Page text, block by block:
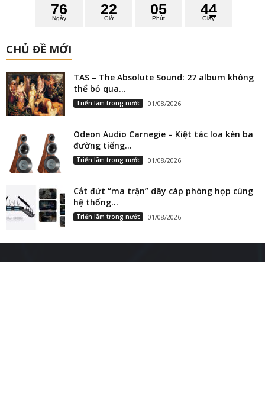
Ngày
76
Giờ
22
Phút
05
Giây
43
4
CHỦ ĐỀ MỚI
TAS – The Absolute Sound: 27 album không
thể bỏ qua...
Triển lãm trong nước 01/08/2026
Odeon Audio Carnegie – Kiệt tác loa kèn ba
đường tiếng...
Triển lãm trong nước 01/08/2026
Cắt đứt “ma trận” dây cáp phòng họp cùng
hệ thống...
Triển lãm trong nước 01/08/2026